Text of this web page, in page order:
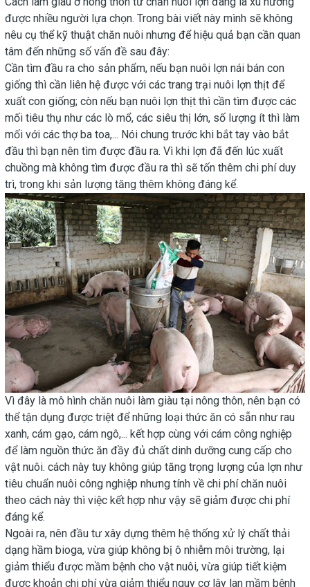
được nhiều người lựa chọn. Trong bài viết này mình sẽ không
nêu cụ thể kỹ thuật chăn nuôi nhưng để hiệu quả bạn cần quan
tâm đến những số vấn đề sau đây:
Cần tìm đầu ra cho sản phẩm, nếu bạn nuôi lợn nái bán con
giống thì cần liên hệ được với các trang trại nuôi lợn thịt để
xuất con giống; còn nếu bạn nuôi lợn thịt thì cần tìm được các
mối tiêu thụ như các lò mổ, các siêu thị lớn, số lượng ít thì làm
mối với các thợ ba toa,... Nói chung trước khi bắt tay vào bắt
đầu thì bạn nên tìm được đầu ra. Vì khi lợn đã đến lúc xuất
chuồng mà không tìm được đầu ra thì sẽ tốn thêm chi phí duy
trì, trong khi sản lượng tăng thêm không đáng kể.
Vì đây là mô hình chăn nuôi làm giàu tại nông thôn, nên bạn có
thể tận dụng được triệt để những loại thức ăn có sẵn như rau
xanh, cám gạo, cám ngô,... kết hợp cùng với cám công nghiệp
để làm nguồn thức ăn đầy đủ chất dinh dưỡng cung cấp cho
vật nuôi. cách này tuy không giúp tăng trọng lượng của lợn như
tiêu chuẩn nuôi công nghiệp nhưng tính về chi phí chăn nuôi
theo cách này thì việc kết hợp như vậy sẽ giảm được chi phí
đáng kể.
Ngoài ra, nên đầu tư xây dựng thêm hệ thống xử lý chất thải
dạng hầm bioga, vừa giúp không bị ô nhiễm môi trường, lại
giảm thiểu được mầm bệnh cho vật nuôi, vừa giúp tiết kiệm
được khoản chi phí vừa giảm thiểu nguy cơ lây lan mầm bệnh